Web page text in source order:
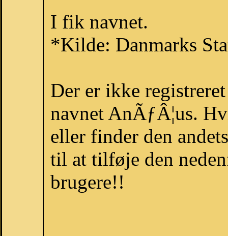
I fik navnet.
*Kilde: Danmarks
Der er ikke
navnet AnÃƒÂ¦us.
eller finder den
til at tilføje den
brugere!!